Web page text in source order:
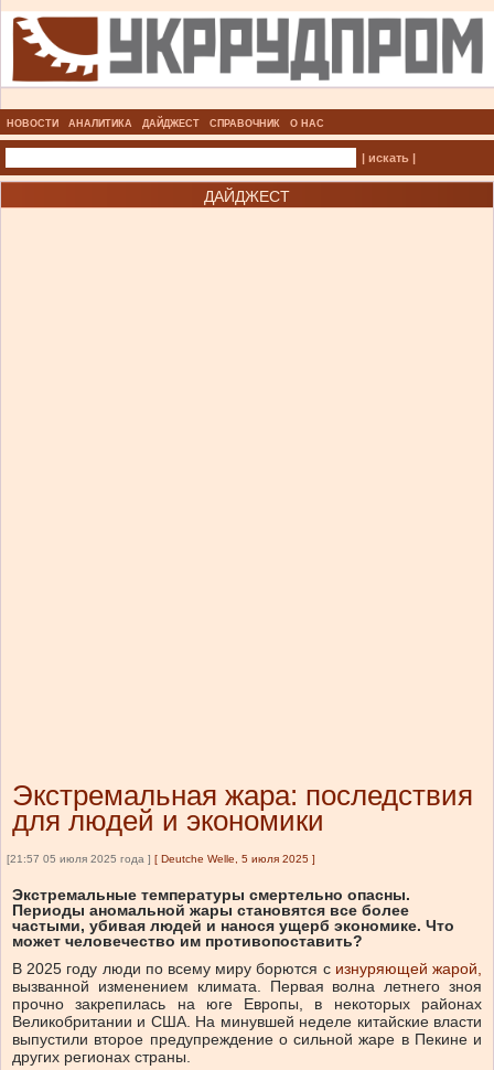
НОВОСТИ АНАЛИТИКА ДАЙДЖЕСТ СПРАВОЧНИК О НАС
| искать |
ДАЙДЖЕСТ
Экстремальная жара: последствия
для людей и экономики
[21:57 05 июля 2025 года ] [ Deutche Welle, 5 июля 2025 ]
Экстремальные температуры смертельно опасны.
Периоды аномальной жары становятся все более
частыми, убивая людей и нанося ущерб экономике. Что
может человечество им противопоставить?
В 2025 году люди по всему миру борются с изнуряющей жарой,
вызванной изменением климата. Первая волна летнего зноя
прочно закрепилась на юге Европы, в некоторых районах
Великобритании и США. На минувшей неделе китайские власти
выпустили второе предупреждение о сильной жаре в Пекине и
других регионах страны.